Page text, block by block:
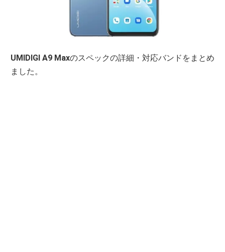
UMIDIGI A9 Maxのスペックの詳細・対応バンドをまとめ
ました。